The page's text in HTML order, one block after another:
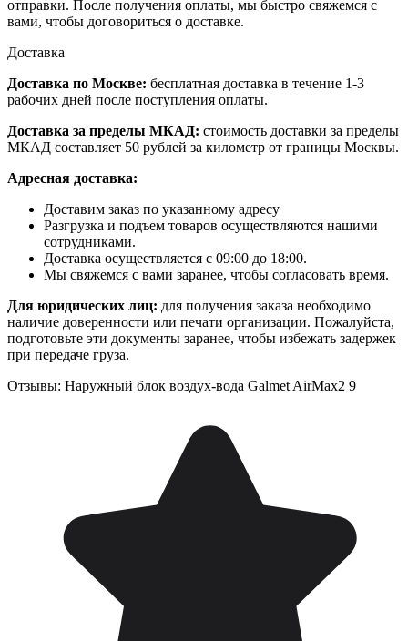
отправки. После получения оплаты, мы быстро свяжемся с
вами, чтобы договориться о доставке.
Доставка
Доставка по Москве: бесплатная доставка в течение 1-3
рабочих дней после поступления оплаты.
Доставка за пределы МКАД: стоимость доставки за пределы
МКАД составляет 50 рублей за километр от границы Москвы.
Адресная доставка:
Доставим заказ по указанному адресу
Разгрузка и подъем товаров осуществляются нашими
сотрудниками.
Доставка осуществляется с 09:00 до 18:00.
Мы свяжемся с вами заранее, чтобы согласовать время.
Для юридических лиц: для получения заказа необходимо
наличие доверенности или печати организации. Пожалуйста,
подготовьте эти документы заранее, чтобы избежать задержек
при передаче груза.
Отзывы: Наружный блок воздух-вода Galmet AirMax2 9